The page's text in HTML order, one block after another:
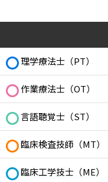
理学療法士（PT）
作業療法士（OT）
言語聴覚士（ST）
臨床検査技師（MT）
臨床工学技士（ME）